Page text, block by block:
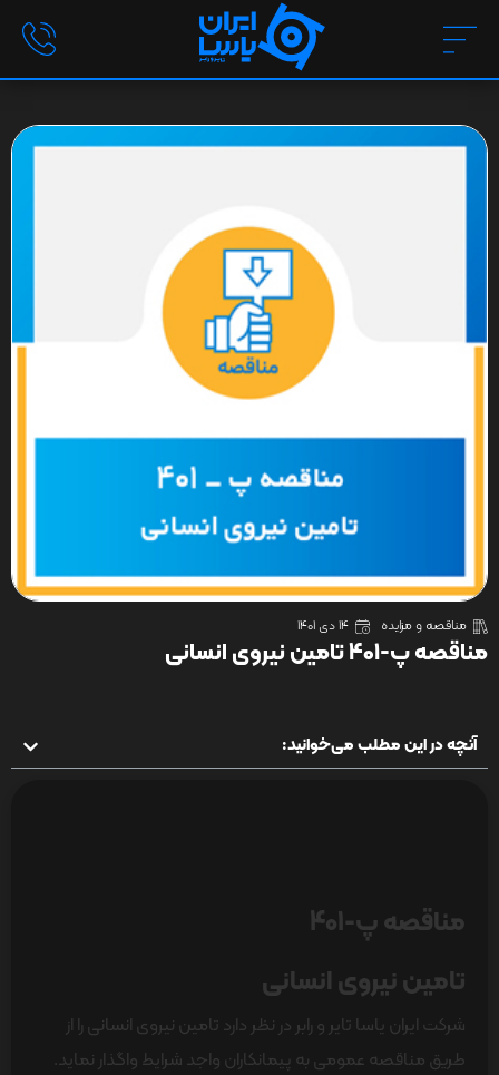
مناقصه و مزایده 14 دی 1401
مناقصه پ-401 تامین نیروی انسانی
آنچه در این مطلب می‌خوانید:
مناقصه پ-401
تامین نیروی انسانی
شرکت ایران یاسا تایر و رابر در نظر دارد تامین نیروی انسانی را از
طریق مناقصه عمومی به پیمانکاران واجد شرایط واگذار نماید.